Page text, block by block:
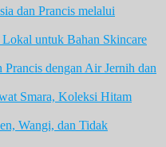
dan Prancis melalui
untuk Bahan Skincare
dengan Air Jernih dan
Smara, Koleksi Hitam
Wangi, dan Tidak